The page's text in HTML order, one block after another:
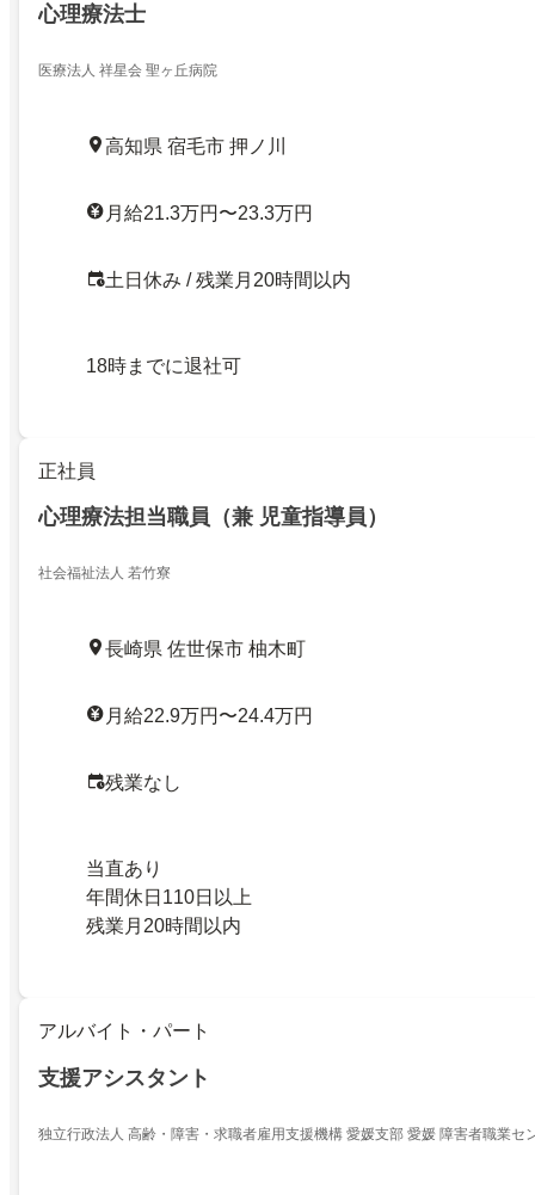
心理療法士
医療法人 祥星会 聖ヶ丘病院
高知県 宿毛市 押ノ川
月給21.3万円〜23.3万円
土日休み / 残業月20時間以内
18時までに退社可
正社員
心理療法担当職員（兼 児童指導員）
社会福祉法人 若竹寮
長崎県 佐世保市 柚木町
月給22.9万円〜24.4万円
残業なし
当直あり
年間休日110日以上
残業月20時間以内
アルバイト・パート
支援アシスタント
独立行政法人 高齢・障害・求職者雇用支援機構 愛媛支部 愛媛 障害者職業セ